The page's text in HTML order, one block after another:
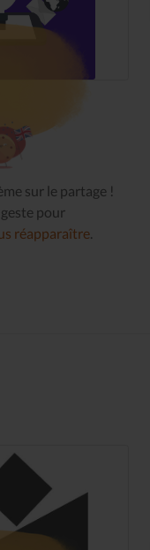
sur le partage !
pour
réapparaître.